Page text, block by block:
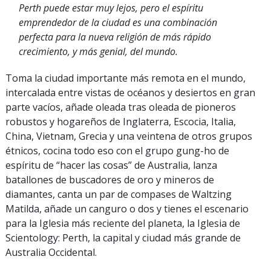
Perth puede estar muy lejos, pero el espíritu
emprendedor de la ciudad es una combinación
perfecta para la nueva religión de más rápido
crecimiento, y más genial, del mundo.
Toma la ciudad importante más remota en el mundo,
intercalada entre vistas de océanos y desiertos en gran
parte vacíos, añade oleada tras oleada de pioneros
robustos y hogareños de Inglaterra, Escocia, Italia,
China, Vietnam, Grecia y una veintena de otros grupos
étnicos, cocina todo eso con el grupo gung-ho de
espíritu de “hacer las cosas” de Australia, lanza
batallones de buscadores de oro y mineros de
diamantes, canta un par de compases de Waltzing
Matilda, añade un canguro o dos y tienes el escenario
para la Iglesia más reciente del planeta, la Iglesia de
Scientology: Perth, la capital y ciudad más grande de
Australia Occidental.